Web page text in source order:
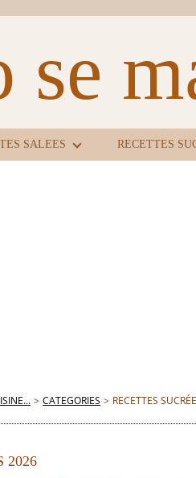
se
SALEES
RECETTES
> CATEGORIES > RECETTES
2026